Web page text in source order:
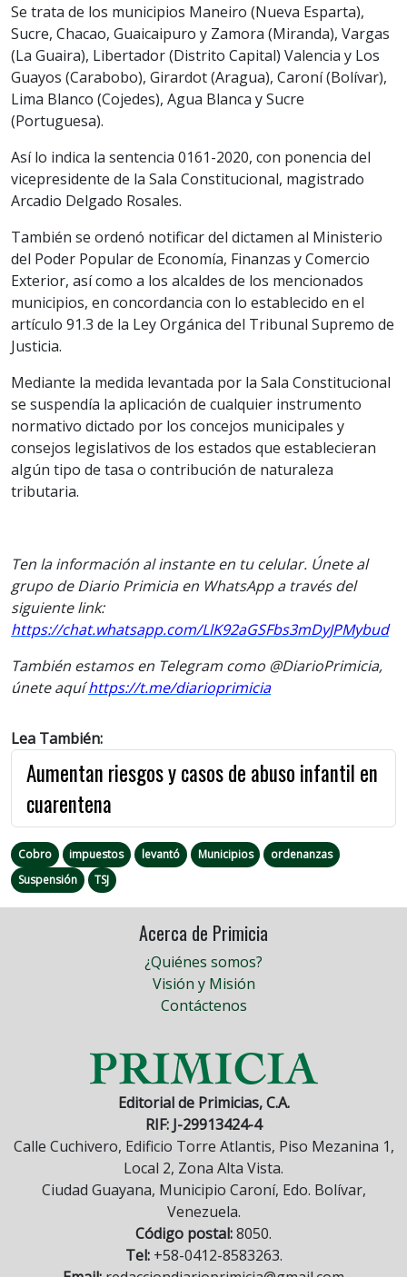
Se trata de los municipios Maneiro (Nueva Esparta),
Sucre, Chacao, Guaicaipuro y Zamora (Miranda), Vargas
(La Guaira), Libertador (Distrito Capital) Valencia y Los
Guayos (Carabobo), Girardot (Aragua), Caroní (Bolívar),
Lima Blanco (Cojedes), Agua Blanca y Sucre
(Portuguesa).
Así lo indica la sentencia 0161-2020, con ponencia del
vicepresidente de la Sala Constitucional, magistrado
Arcadio Delgado Rosales.
También se ordenó notificar del dictamen al Ministerio
del Poder Popular de Economía, Finanzas y Comercio
Exterior, así como a los alcaldes de los mencionados
municipios, en concordancia con lo establecido en el
artículo 91.3 de la Ley Orgánica del Tribunal Supremo de
Justicia.
Mediante la medida levantada por la Sala Constitucional
se suspendía la aplicación de cualquier instrumento
normativo dictado por los concejos municipales y
consejos legislativos de los estados que establecieran
algún tipo de tasa o contribución de naturaleza
tributaria.
Ten la información al instante en tu celular. Únete al
grupo de Diario Primicia en WhatsApp a través del
siguiente link:
https://chat.whatsapp.com/LlK92aGSFbs3mDyJPMybud
También estamos en Telegram como @DiarioPrimicia,
únete aquíhttps://t.me/diarioprimicia
Lea También:
Aumentan riesgos y casos de abuso infantil en
cuarentena
Cobro impuestos levantó Municipios
ordenanzas
Suspensión
TSJ
Acerca de Primicia
¿Quiénes somos?
Visión y Misión
Contáctenos
Editorial de Primicias, C.A.
RIF: J-29913424-4
Calle Cuchivero, Edificio Torre Atlantis, Piso Mezanina 1,
Local 2, Zona Alta Vista.
Ciudad Guayana, Municipio Caroní, Edo. Bolívar,
Venezuela.
Código postal:8050.
Tel:+58-0412-8583263.